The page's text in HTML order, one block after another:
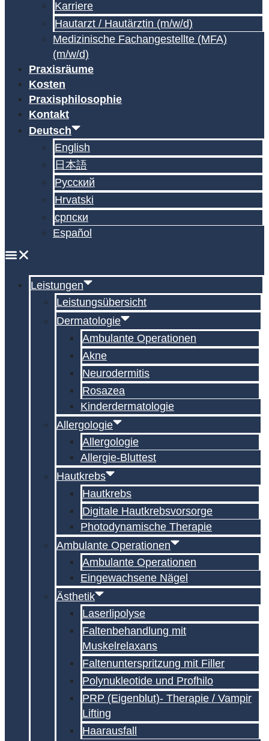
Karriere
Hautarzt / Hautärztin (m/w/d)
Medizinische Fachangestellte (MFA)
(m/w/d)
Praxisräume
Kosten
Praxisphilosophie
Kontakt
Deutsch
English
日本語
Русский
Hrvatski
српски
Español
Leistungen
Leistungsübersicht
Dermatologie
Ambulante Operationen
Akne
Neurodermitis
Rosazea
Kinderdermatologie
Allergologie
Allergologie
Allergie-Bluttest
Hautkrebs
Hautkrebs
Digitale Hautkrebs­vorsorge
Photodynamische Therapie
Ambulante Operationen
Ambulante Operationen
Eingewachsene Nägel
Ästhetik
Laserlipolyse
Faltenbehandlung mit
Muskelrelaxans
Falten­unterspritzung mit Filler
Polynukleotide und Profhilo
PRP (Eigenblut)- Therapie / Vampir
Lifting
Haarausfall